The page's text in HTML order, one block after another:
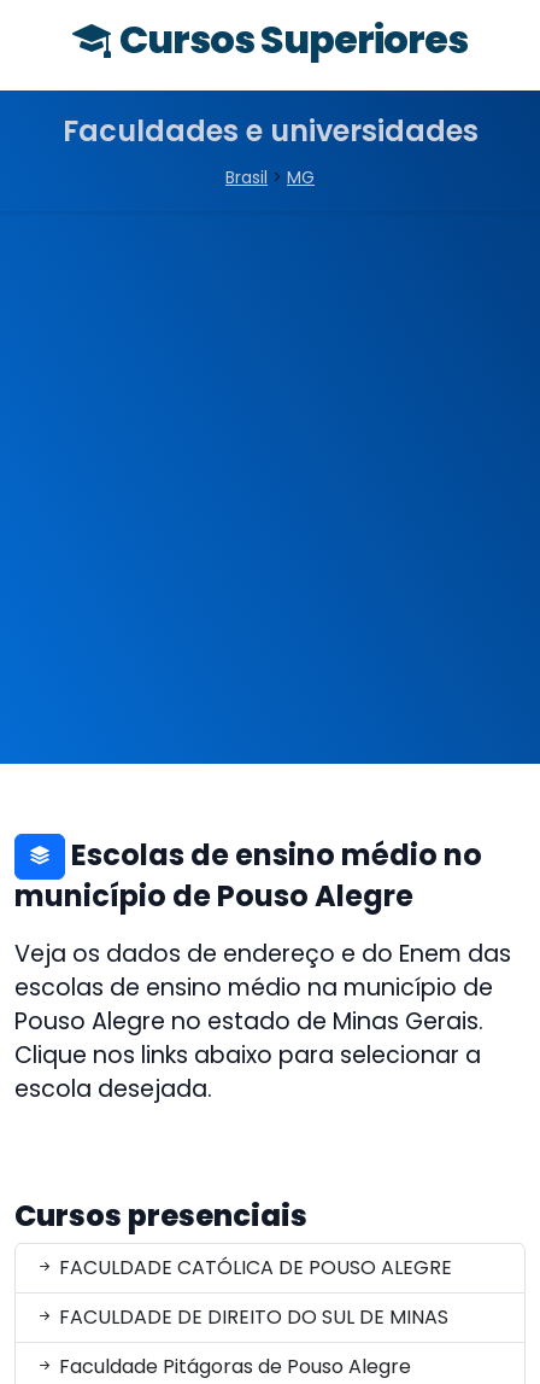
Cursos Superiores
Faculdades e universidades
Brasil > MG
Escolas de ensino médio no
município de Pouso Alegre
Veja os dados de endereço e do Enem das
escolas de ensino médio na município de
Pouso Alegre no estado de Minas Gerais.
Clique nos links abaixo para selecionar a
escola desejada.
Cursos presenciais
FACULDADE CATÓLICA DE POUSO ALEGRE
FACULDADE DE DIREITO DO SUL DE MINAS
Faculdade Pitágoras de Pouso Alegre